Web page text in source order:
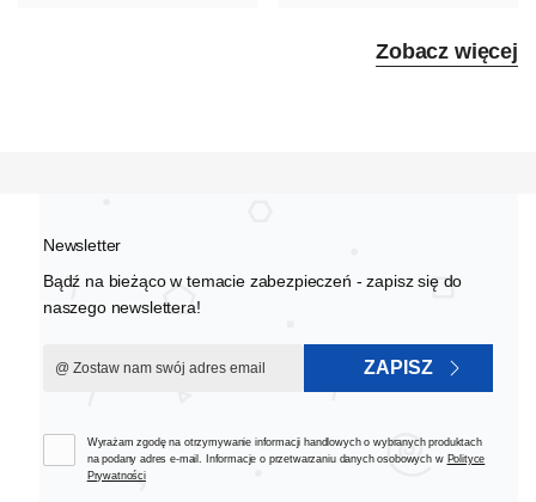
Zobacz więcej
Newsletter
Bądź na bieżąco w temacie zabezpieczeń - zapisz się do
naszego newslettera!
ZAPISZ
Wyrażam zgodę na otrzymywanie informacji handlowych o wybranych produktach
na podany adres e-mail. Informacje o przetwarzaniu danych osobowych w Polityce
Prywatności